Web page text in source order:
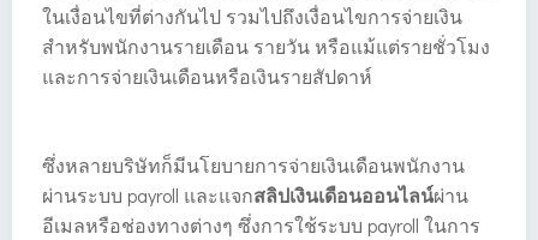
ในเงื่อนไขที่ต่างกันไป รวมไปถึงเงื่อนไขการจ่ายเงิน
สำหรับพนักงานรายเดือน รายวัน หรือแม้แต่รายชั่วโมง
และการจ่ายเงินเดือนหรือเงินรายสัปดาห์
ซึ่งหลายบริษัทก็มีนโยบายการจ่ายเงินเดือนพนักงาน
ผ่านระบบ payroll และแจกสลิปเงินเดือนออนไลน์ผ่าน
อีเมลหรือช่องทางต่างๆ ซึ่งการใช้ระบบ payroll ในการ